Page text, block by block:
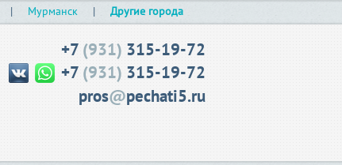
| Мурманск | Другие города
+7 (931) 315-19-72
+7 (931) 315-19-72
pros@pechati5.ru